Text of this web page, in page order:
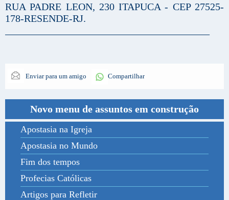
RUA PADRE LEON, 230 ITAPUCA - CEP 27525-
178-RESENDE-RJ.
Enviar para um amigo Compartilhar
Novo menu de assuntos em construção
Apostasia na Igreja
Apostasia no Mundo
Fim dos tempos
Profecias Católicas
Artigos para Refletir